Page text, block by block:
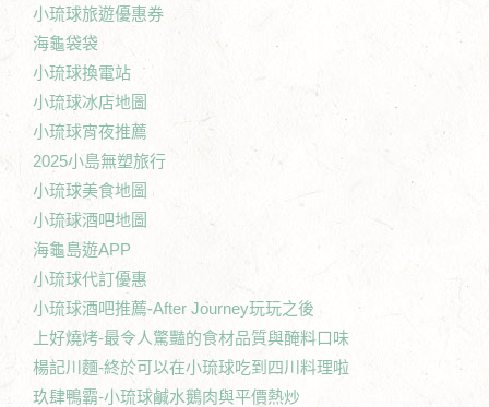
小琉球旅遊優惠券
海龜袋袋
小琉球換電站
小琉球冰店地圖
小琉球宵夜推薦
2025小島無塑旅行
小琉球美食地圖
小琉球酒吧地圖
海龜島遊APP
小琉球代訂優惠
小琉球酒吧推薦-After Journey玩玩之後
上好燒烤-最令人驚豔的食材品質與醃料口味
楊記川麵-終於可以在小琉球吃到四川料理啦
玖肆鴨霸-小琉球鹹水鵝肉與平價熱炒